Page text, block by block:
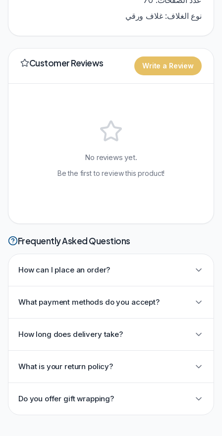
نوع الغلاف: غلاف ورقي
Customer Reviews Write a Review
No reviews yet.
Be the first to review this product!
Frequently Asked Questions
How can I place an order?
What payment methods do you accept?
How long does delivery take?
What is your return policy?
Do you offer gift wrapping?